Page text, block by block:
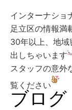
インターナショ
足立区の情報満
30年以上、地域
出しちゃいます
スタッフの意外
覧ください
ブログ